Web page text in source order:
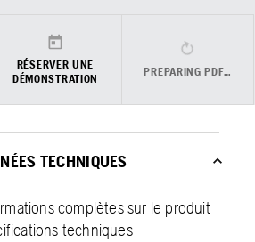
RÉSERVER UNE
DÉMONSTRATION
PREPARING PDF…
TECHNIQUES
complètes sur le produit
techniques